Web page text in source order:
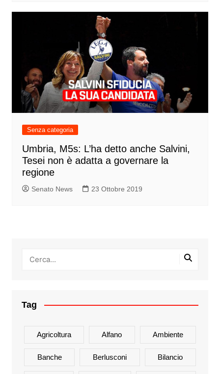
Senza categoria
Umbria, M5s: L’ha detto anche Salvini,
Tesei non è adatta a governare la
regione
Senato News 23 Ottobre 2019
Tag
Agricoltura Alfano Ambiente
Banche Berlusconi Bilancio